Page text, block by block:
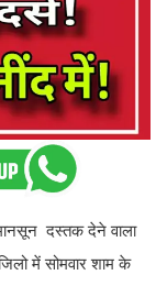
दस्तक देने वाला
में सोमवार शाम के